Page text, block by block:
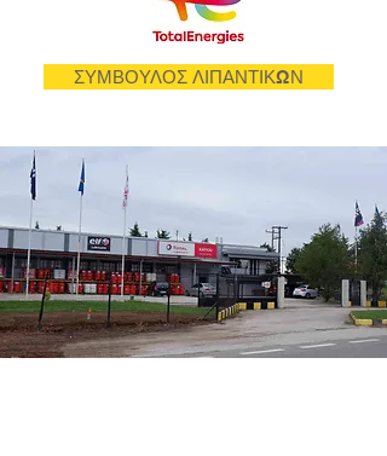
ΣΥΜΒΟΥΛΟΣ ΛΙΠΑΝΤΙΚΩΝ